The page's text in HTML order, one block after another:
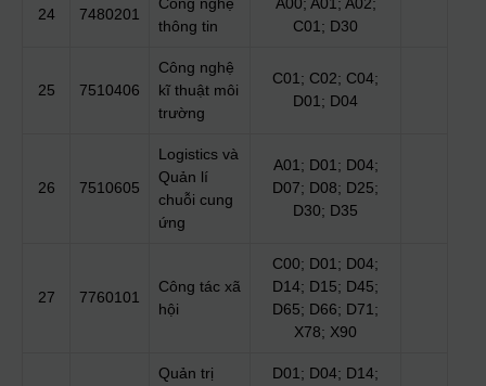
24 7480201
thông tin
C01; D30
25 7510406
Công nghệ
kĩ thuật môi
trường
C01; C02; C04;
D01; D04
26 7510605
Logistics và
Quản lí
chuỗi cung
ứng
A01; D01; D04;
D07; D08; D25;
D30; D35
27 7760101
Công tác xã
hội
C00; D01; D04;
D14; D15; D45;
D65; D66; D71;
X78; X90
Quản trị
D01; D04; D14;